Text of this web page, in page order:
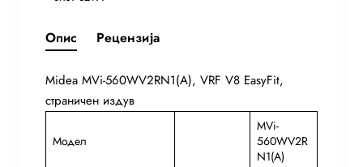
Опис Рецензија
Midea MVi-560WV2RN1(A), VRF V8 EasyFit,
страничен издув
Модел
MVi-
560WV2R
N1(A)